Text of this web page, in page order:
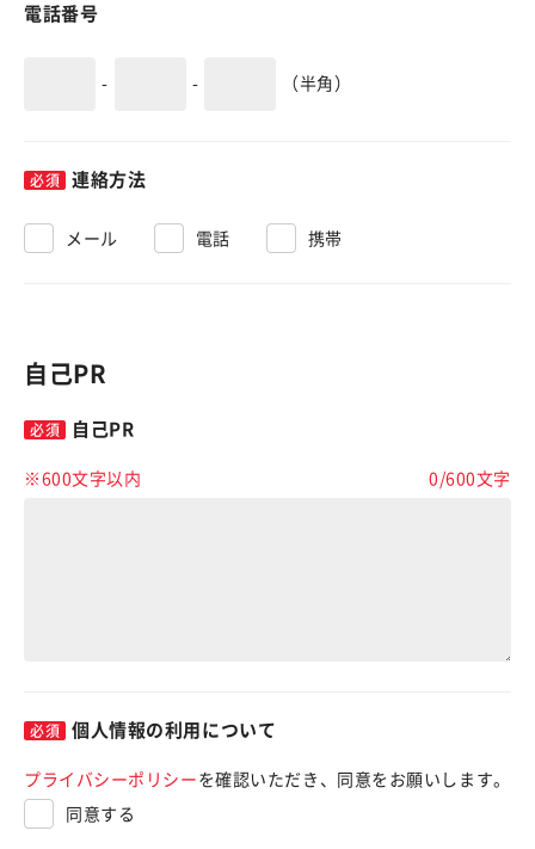
電話番号
- - （半角）
連絡方法
メール 電話 携帯
自己PR
自己PR
※600文字以内 0 /600文字
個人情報の利用について
プライバシーポリシー を確認いただき、同意をお願いします。
同意する